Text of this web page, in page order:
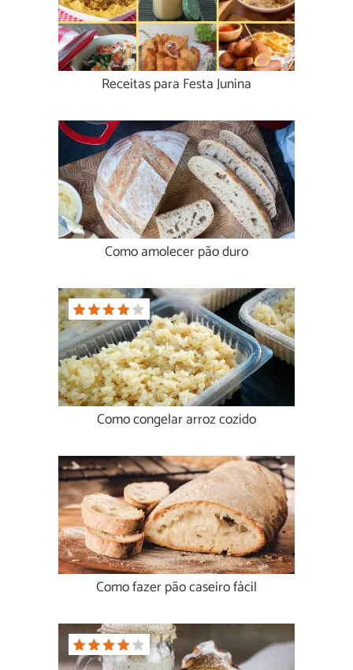
Receitas para Festa Junina
Como amolecer pão duro
Como congelar arroz cozido
Como fazer pão caseiro fácil